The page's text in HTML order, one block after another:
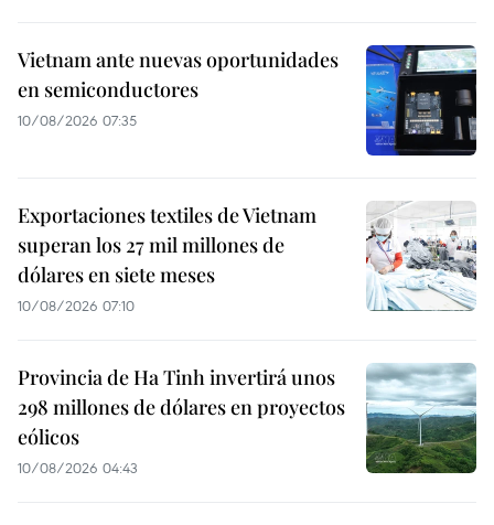
Vietnam ante nuevas oportunidades
en semiconductores
10/08/2026 07:35
Exportaciones textiles de Vietnam
superan los 27 mil millones de
dólares en siete meses
10/08/2026 07:10
Provincia de Ha Tinh invertirá unos
298 millones de dólares en proyectos
eólicos
10/08/2026 04:43